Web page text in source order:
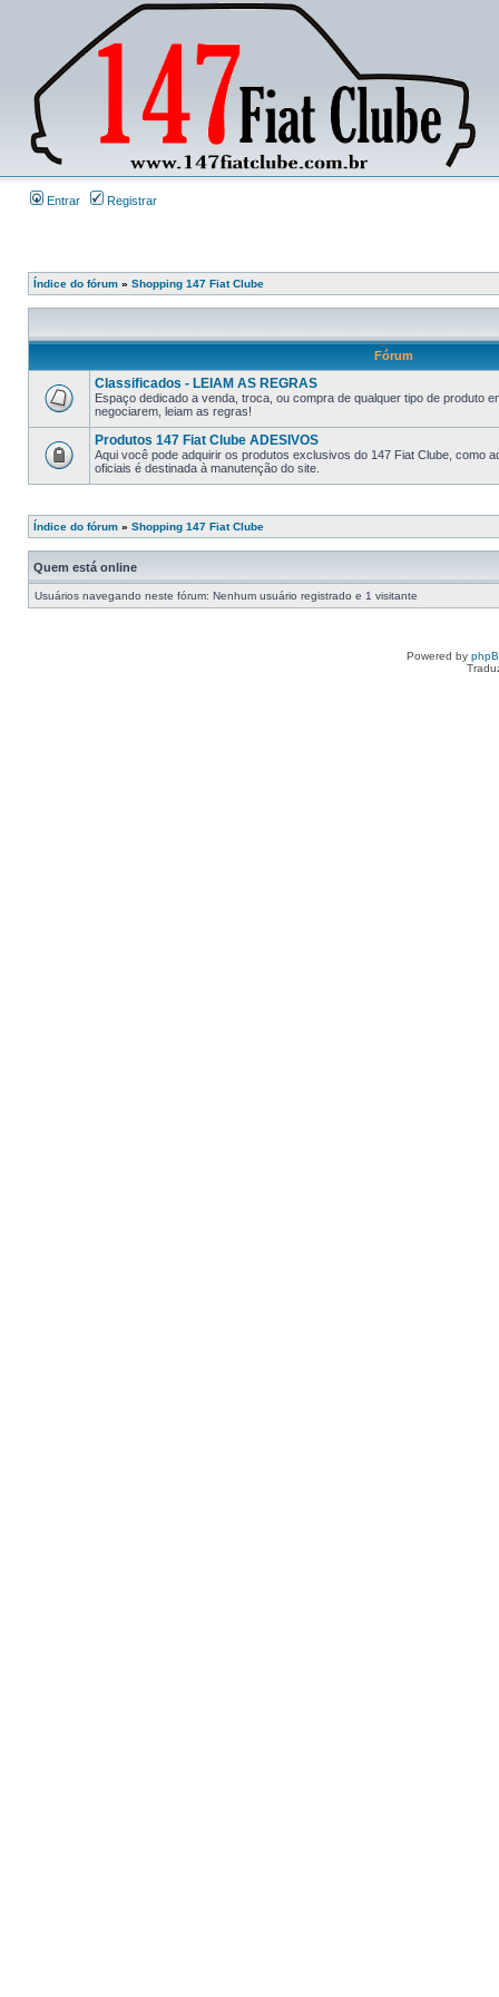
Entrar Registrar
Índice do fórum » Shopping 147 Fiat Clube
Fórum
Classificados - LEIAM AS REGRAS
Espaço dedicado a venda, troca, ou compra de qualquer tipo de produto
negociarem, leiam as regras!
Produtos 147 Fiat Clube ADESIVOS
Aqui você pode adquirir os produtos exclusivos do 147 Fiat Clube, como
oficiais é destinada à manutenção do site.
Índice do fórum » Shopping 147 Fiat Clube
Quem está online
Usuários navegando neste fórum: Nenhum usuário registrado e 1 visitante
Powered by